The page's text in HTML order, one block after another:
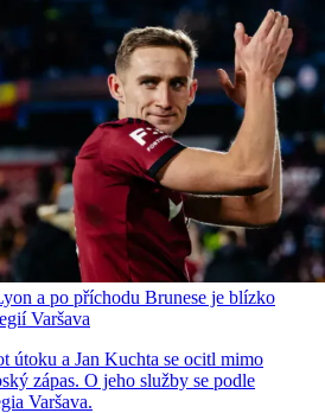
a po příchodu Brunese je blízko
Varšava
útoku a Jan Kuchta se ocitl mimo
zápas. O jeho služby se podle
Varšava.